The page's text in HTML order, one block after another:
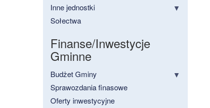
Inne jednostki
Sołectwa
Finanse/Inwestycje
Gminne
Budżet Gminy
Sprawozdania finasowe
Oferty inwestycyjne